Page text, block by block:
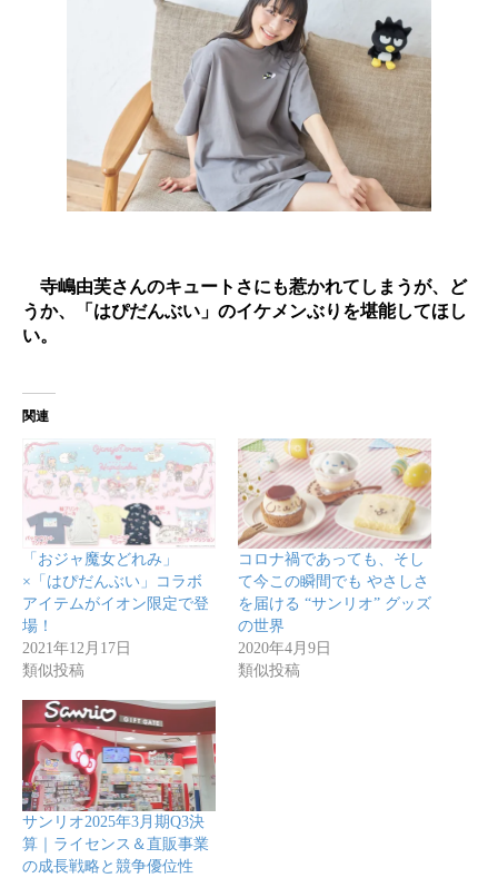
寺嶋由芙さんのキュートさにも惹かれてしまうが、ど
うか、「はぴだんぶい」のイケメンぶりを堪能してほし
い。
関連
「おジャ魔女どれみ」
×「はぴだんぶい」コラボ
アイテムがイオン限定で登
場！
2021年12月17日
類似投稿
コロナ禍であっても、そし
て今この瞬間でも やさしさ
を届ける “サンリオ” グッズ
の世界
2020年4月9日
類似投稿
サンリオ2025年3月期Q3決
算｜ライセンス＆直販事業
の成長戦略と競争優位性